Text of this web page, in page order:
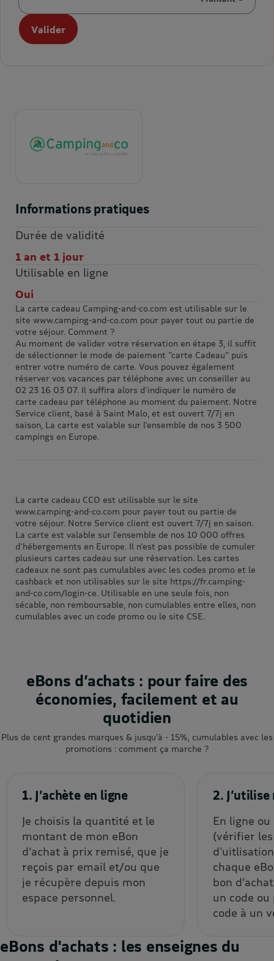
en euros
Valider
Informations pratiques
Durée de validité
1 an et 1 jour
Utilisable en ligne
Oui
La carte cadeau Camping-and-co.com est utilisable sur le
site www.camping-and-co.com pour payer tout ou partie de
votre séjour. Comment ?
Au moment de valider votre réservation en étape 3, il suffit
de sélectionner le mode de paiement "carte Cadeau" puis
entrer votre numéro de carte. Vous pouvez également
réserver vos vacances par téléphone avec un conseiller au
02 23 16 03 07. Il suffira alors d'indiquer le numéro de
carte cadeau par téléphone au moment du paiement. Notre
Service client, basé à Saint Malo, et est ouvert 7/7j en
saison, La carte est valable sur l'ensemble de nos 3 500
campings en Europe.
La carte cadeau CCO est utilisable sur le site
www.camping-and-co.com pour payer tout ou partie de
votre séjour. Notre Service client est ouvert 7/7j en saison.
La carte est valable sur l'ensemble de nos 10 000 offres
d'hébergements en Europe. Il n'est pas possible de cumuler
plusieurs cartes cadeau sur une réservation. Les cartes
cadeaux ne sont pas cumulables avec les codes promo et le
cashback et non utilisables sur le site https://fr.camping-
and-co.com/login-ce. Utilisable en une seule fois, non
sécable, non remboursable, non cumulables entre elles, non
cumulables avec un code promo ou le site CSE.
eBons d’achats : pour faire des
économies, facilement et au
quotidien
Plus de cent grandes marques & jusqu’à - 15%, cumulables avec les
promotions : comment ça marche ?
1. J’achète en ligne
Je choisis la quantité et le
montant de mon eBon
d’achat à prix remisé, que je
reçois par email et/ou que
je récupère depuis mon
espace personnel.
2.
En ligne
(vérifier
chaque
bon
un code
code à un
eBons d'achats : les enseignes du